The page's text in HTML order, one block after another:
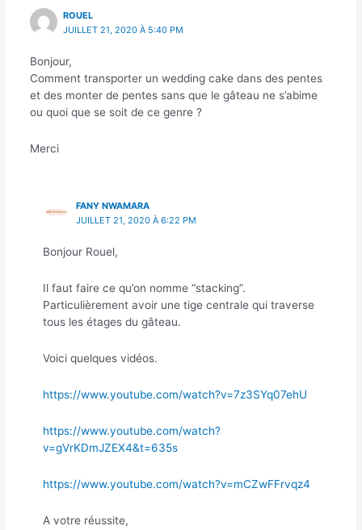
ROUEL
JUILLET 21, 2020 À 5:40 PM
Bonjour,
Comment transporter un wedding cake dans des pentes
et des monter de pentes sans que le gâteau ne s’abime
ou quoi que se soit de ce genre ?
Merci
FANY NWAMARA
JUILLET 21, 2020 À 6:22 PM
Bonjour Rouel,
Il faut faire ce qu’on nomme “stacking”.
Particulièrement avoir une tige centrale qui traverse
tous les étages du gâteau.
Voici quelques vidéos.
https://www.youtube.com/watch?v=7z3SYq07ehU
https://www.youtube.com/watch?
v=gVrKDmJZEX4&t=635s
https://www.youtube.com/watch?v=mCZwFFrvqz4
A votre réussite,